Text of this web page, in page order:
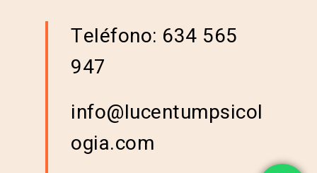
Teléfono: 634 565
947
info@lucentumpsicol
ogia.com